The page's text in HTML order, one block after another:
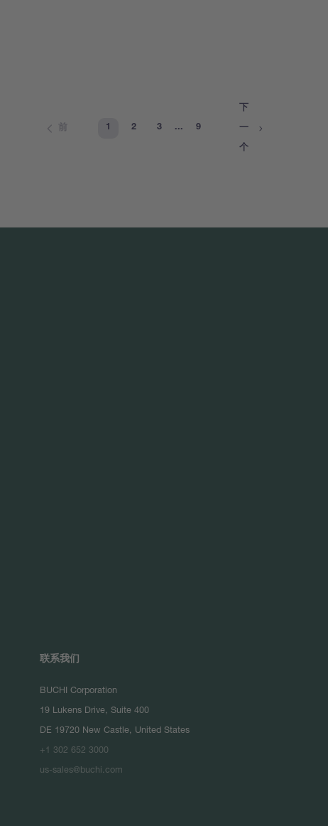
前 1 2 3 ... 9
下
一
个
联系我们
BUCHI Corporation
19 Lukens Drive, Suite 400
DE 19720 New Castle, United States
+1 302 652 3000
us-sales@buchi.com